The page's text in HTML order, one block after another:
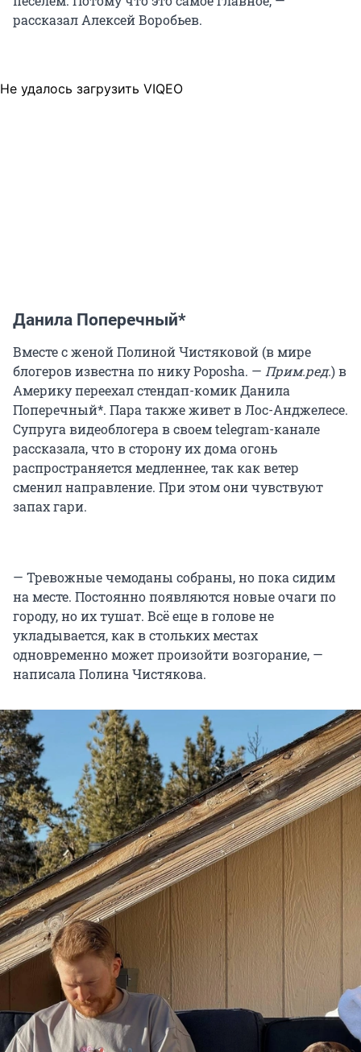
рассказал Алексей Воробьев.
Не удалось загрузить VIQEO
Данила Поперечный*
Вместе с женой Полиной Чистяковой (в мире
блогеров известна по нику Poposha. — Прим.ред.) в
Америку переехал стендап-комик Данила
Поперечный*. Пара также живет в Лос-Анджелесе.
Супруга видеоблогера в своем telegram-канале
рассказала, что в сторону их дома огонь
распространяется медленнее, так как ветер
сменил направление. При этом они чувствуют
запах гари.
— Тревожные чемоданы собраны, но пока сидим
на месте. Постоянно появляются новые очаги по
городу, но их тушат. Всё еще в голове не
укладывается, как в стольких местах
одновременно может произойти возгорание, —
написала Полина Чистякова.